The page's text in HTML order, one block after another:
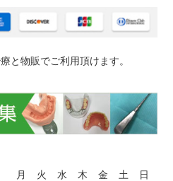
と物販でご利用頂けます。
月 火 水 木 金 土 日